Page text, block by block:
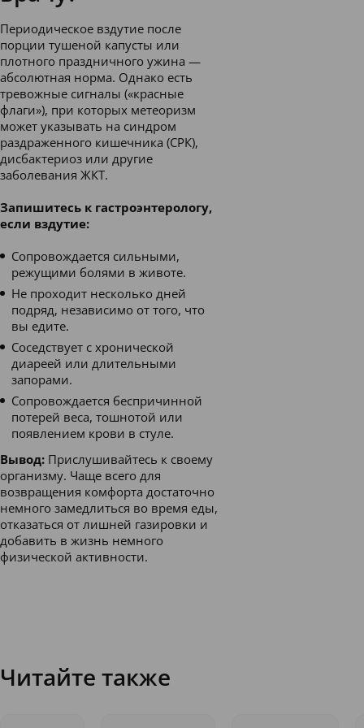
Периодическое вздутие после
порции тушеной капусты или
плотного праздничного ужина —
абсолютная норма. Однако есть
тревожные сигналы («красные
флаги»), при которых метеоризм
может указывать на синдром
раздраженного кишечника (СРК),
дисбактериоз или другие
заболевания ЖКТ.
Запишитесь к гастроэнтерологу,
если вздутие:
Сопровождается сильными,
режущими болями в животе.
Не проходит несколько дней
подряд, независимо от того, что
вы едите.
Соседствует с хронической
диареей или длительными
запорами.
Сопровождается беспричинной
потерей веса, тошнотой или
появлением крови в стуле.
Вывод: Прислушивайтесь к своему
организму. Чаще всего для
возвращения комфорта достаточно
немного замедлиться во время еды,
отказаться от лишней газировки и
добавить в жизнь немного
физической активности.
Читайте также